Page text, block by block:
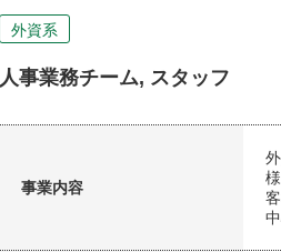
外資系
人事業務チーム, スタッフ
事業内容